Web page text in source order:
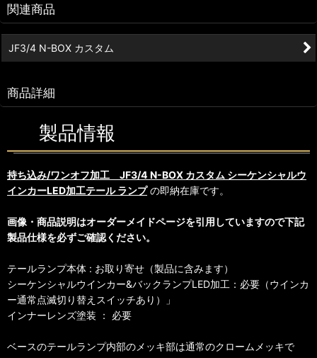
関連商品
JF3/4 N-BOX カスタム
商品詳細
製品情報
持ち込み/ワンオフ加工 JF3/4 N-BOX カスタム シーケンシャルウ
インカーLED加工テール ランプの即納在庫です。
画像・商品説明はオーダーメイドページを引用していますので下記
製品仕様を必ずご確認ください。
テールランプ本体 : お取り寄せ（製品に含みます）
シーケンシャルウインカー&バックランプLED加工：必要（ウインカ
ー通常点滅切り替えスイッチあり）」
インナーレンズ塗装 ： 必要
ベースのテールランプ内部のメッキ部は通常のクロームメッキで